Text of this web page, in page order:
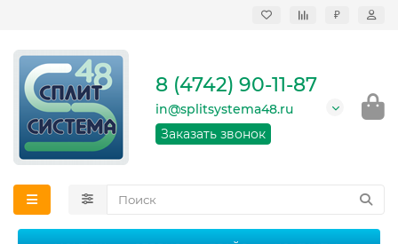
₽
кондиционеров в
области
График работы: 9:00 -
21:00 без перерыва и
8 (4742) 90-11-87
in@splitsystema48.ru
Заказать звонок